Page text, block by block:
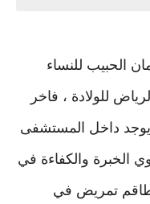
الحبيب للنساء
للولادة ، فاخر
داخل المستشفى
الخبرة والكفاءة في
طاقم تمريض في